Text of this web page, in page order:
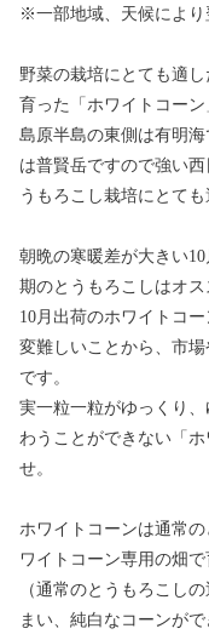
※一部地域、天候により
野菜の栽培にとても適
育った「ホワイトコーン
島原半島の東側は有明
は普賢岳ですので強い
うもろこし栽培にとても
朝晩の寒暖差が大きい
期のとうもろこしはオス
10月出荷のホワイトコ
変難しいことから、市
です。
実一粒一粒がゆっくり
わうことができない「
せ。
ホワイトコーンは通常
ワイトコーン専用の畑で
（通常のとうもろこし
まい、純白なコーンが